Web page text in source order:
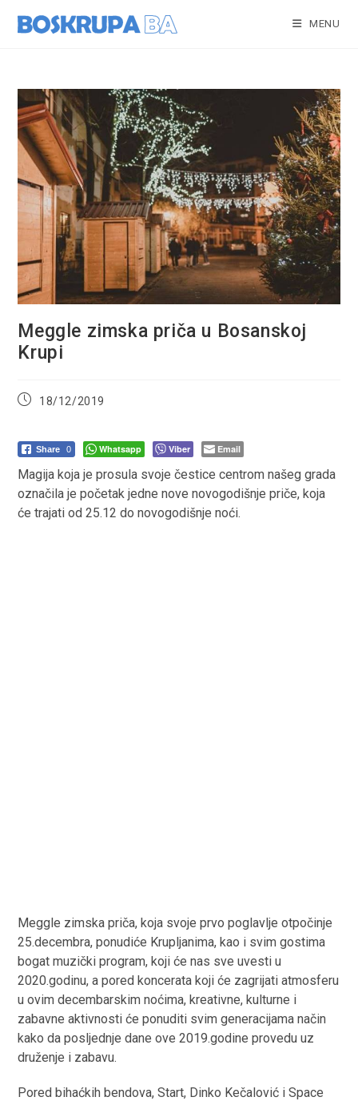
MENU
Meggle zimska priča u Bosanskoj
Krupi
Post18/12/2019
Share 0 Whatsapp Viber Email
Magija koja je prosula svoje čestice centrom našeg grada
označila je početak jedne nove novogodišnje priče, koja
će trajati od 25.12 do novogodišnje noći.
Meggle zimska priča, koja svoje prvo poglavlje otpočinje
25.decembra, ponudiće Krupljanima, kao i svim gostima
bogat muzički program, koji će nas sve uvesti u
2020.godinu, a pored koncerata koji će zagrijati atmosferu
u ovim decembarskim noćima, kreativne, kulturne i
zabavne aktivnosti će ponuditi svim generacijama način
kako da posljednje dane ove 2019.godine provedu uz
druženje i zabavu.
Pored bihaćkih bendova, Start, Dinko Kečalović i Space